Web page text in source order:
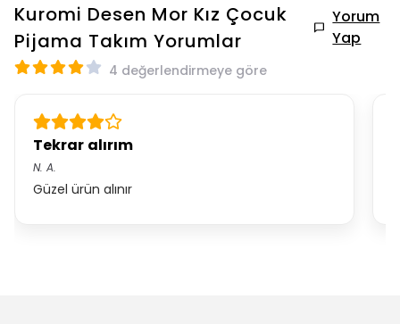
Kuromi Desen Mor Kız Çocuk
Pijama Takım Yorumlar
Yorum
Yap
4 değerlendirmeye göre
Tekrar alırım
N. A.
Güzel ürün alınır